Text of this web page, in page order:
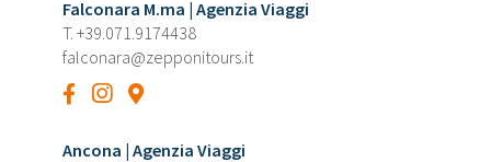
Falconara M.ma | Agenzia Viaggi
T. +39.071.9174438
falconara@zepponitours.it
Ancona | Agenzia Viaggi